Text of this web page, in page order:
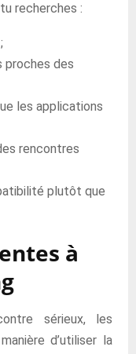
recherches :
proches des
les applications
rencontres
plutôt que
à
sérieux, les
d’utiliser la